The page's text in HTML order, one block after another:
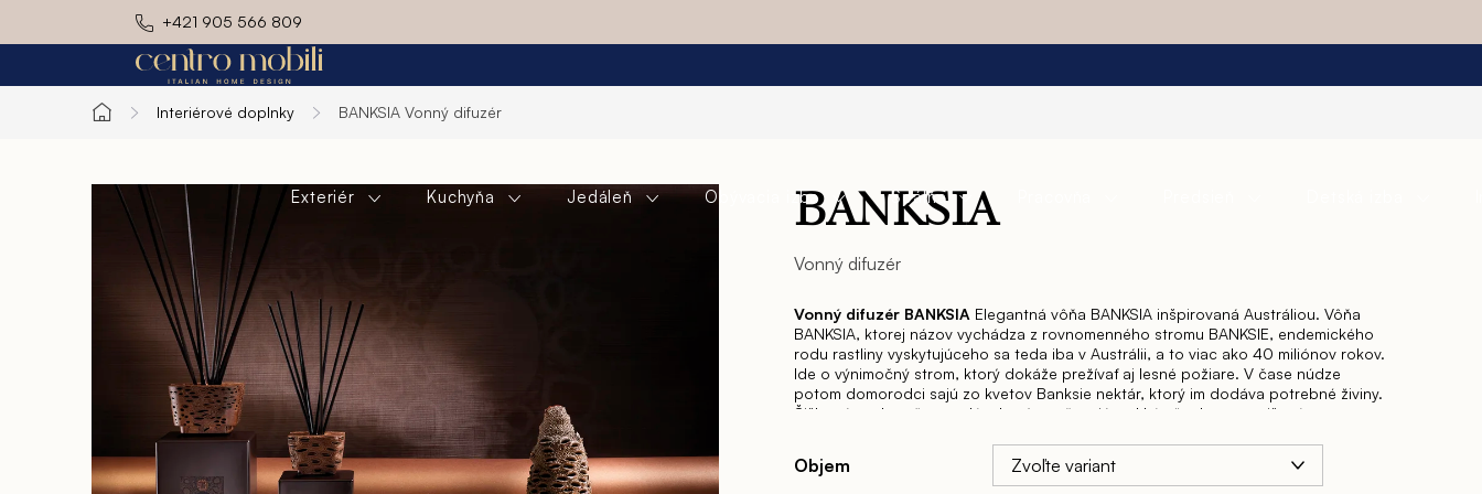
+421 905 566 809
Exteriér Kuchyňa Jedáleň Obývacia izba Spálňa
Domov
Interiérové doplnky BANKSIA Vonný difuzér
BANKSIA
Vonný difuzér
Vonný difuzér BANKSIA Elegantná vôňa BANKSIA inšpirovaná Austráliou. Vôňa
BANKSIA, ktorej názov vychádza z rovnomenného stromu BANKSIE, endemického
rodu rastliny vyskytujúceho sa teda iba v Austrálii, a to viac ako 40 miliónov rokov.
Ide o výnimočný strom, ktorý dokáže prežívať aj lesné požiare. V čase núdze
potom domorodci sajú zo kvetov Banksie nektár, ktorý im dodáva potrebné živiny.
Šišky sú neskutočne tvrdé, ale zároveň majú mäkké až takmer semišové
krúžok uprostred viečka difuzéra. Dizajn flakónov má charakteristický tvar, ale je tu
Objem